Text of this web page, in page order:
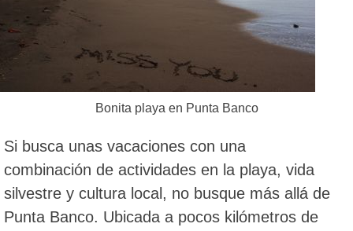
Bonita playa en Punta Banco
Si busca unas vacaciones con una
combinación de actividades en la playa, vida
silvestre y cultura local, no busque más allá de
Punta Banco. Ubicada a pocos kilómetros de